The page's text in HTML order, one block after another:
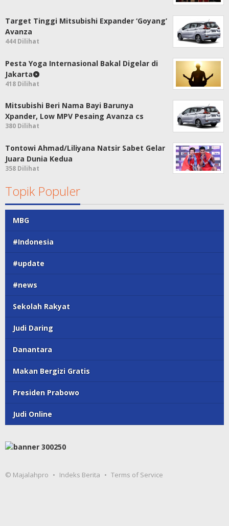
Target Tinggi Mitsubishi Expander ‘Goyang’
Avanza
444 Dilihat
Pesta Yoga Internasional Bakal Digelar di
Jakarta
418 Dilihat
Mitsubishi Beri Nama Bayi Barunya
Xpander, Low MPV Pesaing Avanza cs
380 Dilihat
Tontowi Ahmad/Liliyana Natsir Sabet Gelar
Juara Dunia Kedua
358 Dilihat
Topik Populer
MBG
#Indonesia
#update
#news
Sekolah Rakyat
Judi Daring
Danantara
Makan Bergizi Gratis
Presiden Prabowo
Judi Online
© Majalahpro Indeks Berita Terms of Service